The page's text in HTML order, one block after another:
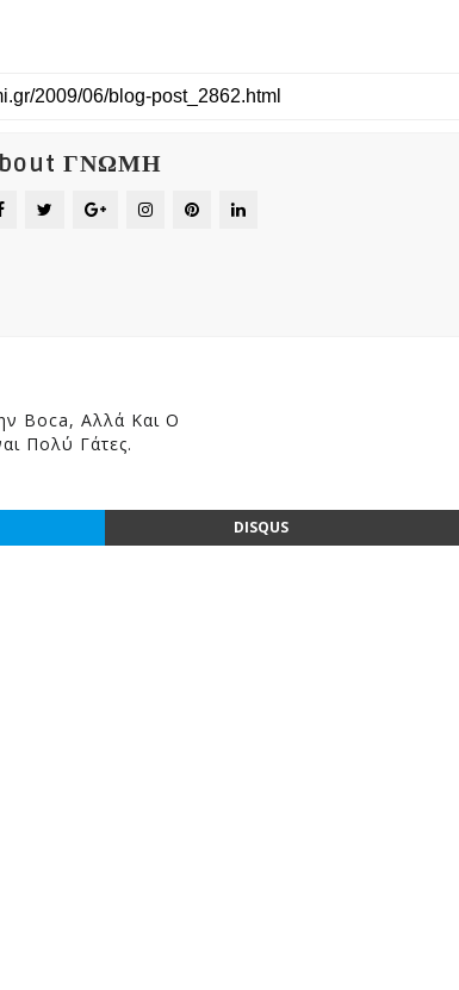
ΓΝΩΜΗ
Boca, Αλλά Και Ο
Πολύ Γάτες.
DISQUS